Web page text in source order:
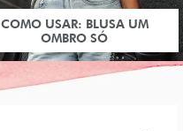
COMO USAR: BLUSA UM
OMBRO SÓ